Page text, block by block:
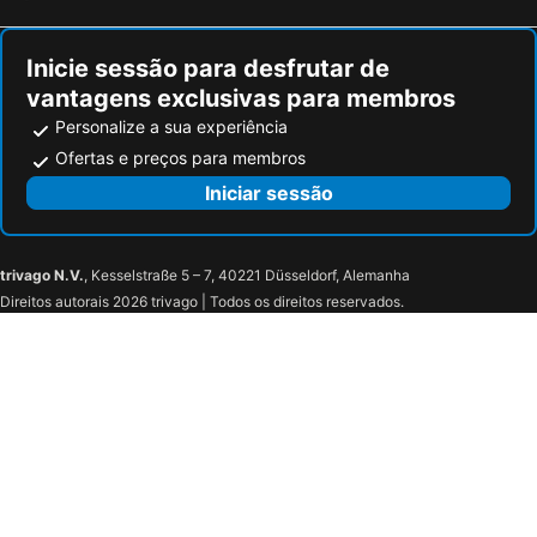
Inicie sessão para desfrutar de
vantagens exclusivas para membros
Personalize a sua experiência
Ofertas e preços para membros
Iniciar sessão
trivago N.V., Kesselstraße 5 – 7, 40221 Düsseldorf, Alemanha
Direitos autorais 2026 trivago | Todos os direitos reservados.